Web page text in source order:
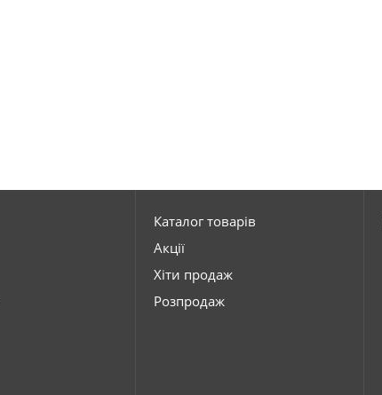
Каталог товарів
Акції
Хіти продаж
Розпродаж